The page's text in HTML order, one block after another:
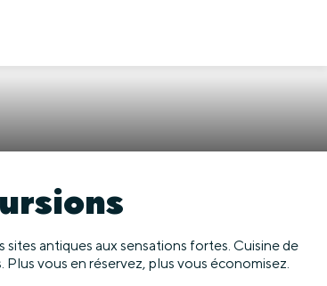
antiques aux sensations fortes. Cuisine de
vous en réservez, plus vous économisez.